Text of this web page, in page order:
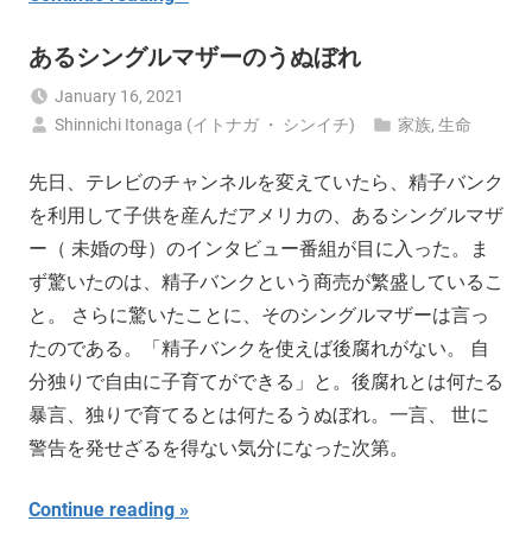
あるシングルマザーのうぬぼれ
January 16, 2021
Shinnichi Itonaga (イトナガ ・ シンイチ)
家族,生命
先日、テレビのチャンネルを変えていたら、精子バンク
を利用して子供を産んだアメリカの、あるシングルマザ
ー（ 未婚の母）のインタビュー番組が目に入った。ま
ず驚いたのは、精子バンクという商売が繁盛しているこ
と。 さらに驚いたことに、そのシングルマザーは言っ
たのである。「精子バンクを使えば後腐れがない。 自
分独りで自由に子育てができる」と。後腐れとは何たる
暴言、独りで育てるとは何たるうぬぼれ。一言、 世に
警告を発せざるを得ない気分になった次第。
Continue reading